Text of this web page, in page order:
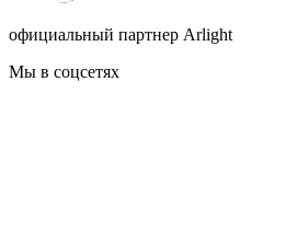
официальный партнер Arlight
Мы в соцсетях